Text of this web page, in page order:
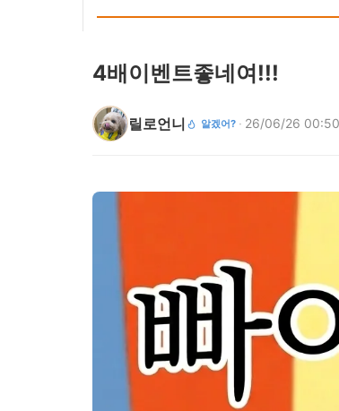
4배이벤트좋네여!!!
릴로언니 알겠어? · 26/06/26 00:50